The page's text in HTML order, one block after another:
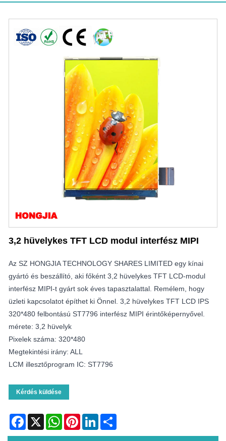
3,2 hüvelykes TFT LCD modul interfész MIPI
Az SZ HONGJIA TECHNOLOGY SHARES LIMITED egy kínai
gyártó és beszállító, aki főként 3,2 hüvelykes TFT LCD-modul
interfész MIPI-t gyárt sok éves tapasztalattal. Remélem, hogy
üzleti kapcsolatot építhet ki Önnel. 3,2 hüvelykes TFT LCD IPS
320*480 felbontású ST7796 interfész MIPI érintőképernyővel.
mérete: 3,2 hüvelyk
Pixelek száma: 320*480
Megtekintési irány: ALL
LCM illesztőprogram IC: ST7796
Kérdés küldése
Facebook
X WhatsAppPinterestLinkedIn